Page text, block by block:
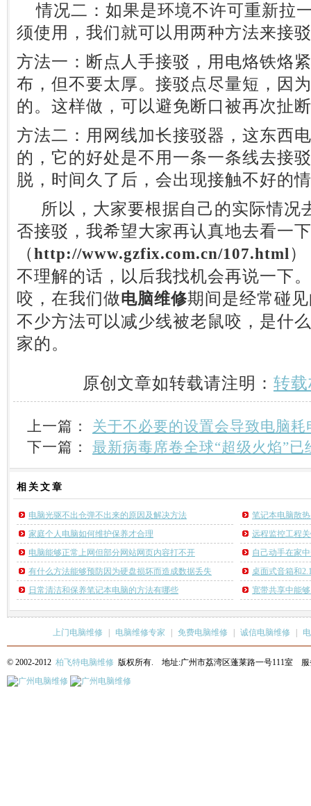
情况二：如果是环境不许可重新拉
须使用，我们就可以用两种方法来接
方法一：断点人手接驳，用电烙铁烙
布，但不要太厚。接驳点尽量短，因
的。这样做，可以避免断口被再次扯
方法二：用网线加长接驳器，这东西
的，它的好处是不用一条一条线去接
脱，时间久了后，会出现接触不好的
所以，大家要根据自己的实际情况
否接驳，我希望大家再认真地去看一
（ http://www.gzfix.com.cn/107.html
不理解的话，以后我找机会再说一下
咬，在我们做电脑维修期间是经常碰
不少方法可以减少线被老鼠咬，是什
家的。
原创文章如转载请注明： 转
上一篇： 关于不必要的设置会导致电脑耗
下一篇： 最新病毒席卷全球“超级火焰”已
相关 文章
电脑光驱不出仓弹不出来的原因及解决方法
笔记本电脑散
家庭个人电脑如何维护保养才合理
远程监控工程
电脑能够正常上网但部分网站网页内容打不开
自己动手在家
有什么方法能够预防因为硬盘损坏而造成数据丢失
桌面式音箱和
日常清洁和保养笔记本电脑的方法有哪些
宽带共享中能
上门电脑维修 电脑维修专家 免费电脑维修 诚信电脑维修
© 2002-2012 柏飞特电脑维修 版权所有. 地址:广州市荔湾区蓬莱路一号111室 服